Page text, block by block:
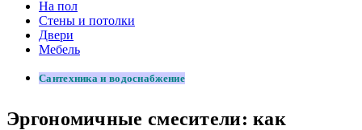
На пол
Стены и потолки
Двери
Мебель
Сантехника и водоснабжение
Эргономичные смесители: как